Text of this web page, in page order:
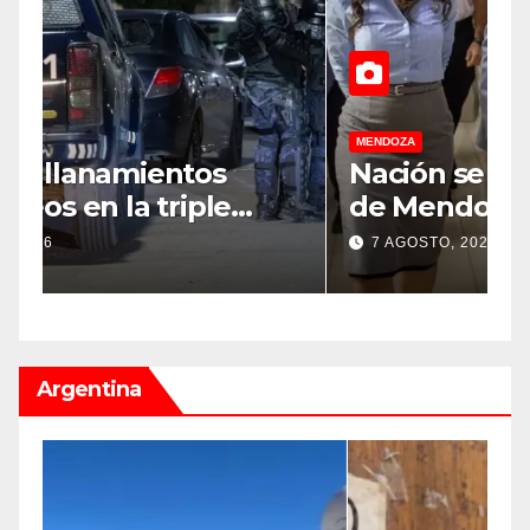
MENDOZA
Nación se sumó al pedido
de Mendoza para bloquear
los celulares en las cárceles
de la provincia
7 AGOSTO, 2026
Argentina